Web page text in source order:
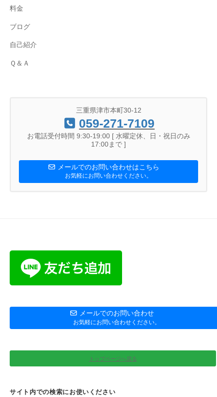
料金
ブログ
自己紹介
Ｑ＆Ａ
三重県津市本町30-12
059-271-7109
お電話受付時間 9:30-19:00 [ 水曜定休、日・祝日のみ
17:00まで ]
メールでのお問い合わせはこちら
お気軽にお問い合わせください。
メールでのお問い合わせ
お気軽にお問い合わせください。
トップページへ戻る
サイト内での検索にお使いください